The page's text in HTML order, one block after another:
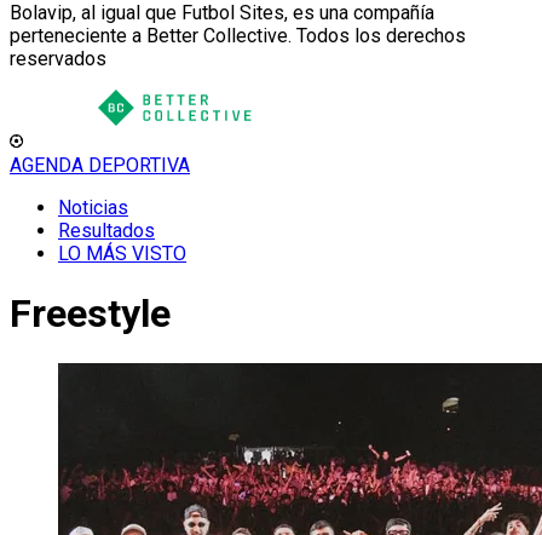
Bolavip, al igual que Futbol Sites, es una compañía
perteneciente a Better Collective. Todos los derechos
reservados
AGENDA DEPORTIVA
Noticias
Resultados
LO MÁS VISTO
Freestyle